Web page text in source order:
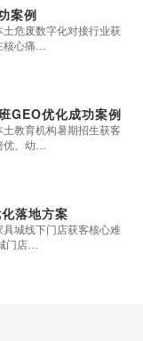
案例
危废数字化对接行业获
心痛…
GEO优化成功案例
教育机构暑期招生获客
、幼…
落地方案
城线下门店获客核心难
门店…